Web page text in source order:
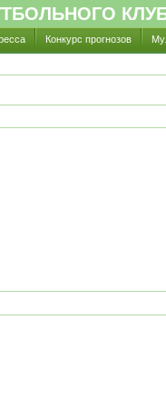
Конкурс прогнозов